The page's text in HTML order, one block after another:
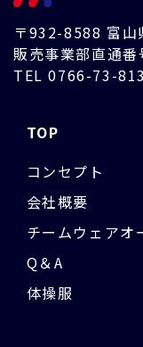
〒932-8588 富山
販売事業部直通番
TEL0766-73-
TOP
コンセプト
会社概要
チームウェアオ
Q＆A
体操服